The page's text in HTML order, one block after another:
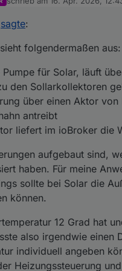
keine eigene Pumpe für
Bypasssteuerung über
der HmIP-Aktor liefert im
realisiert haben. Für
können.
müsste also irgendwie
und eine
jeden Fall vielen Dank dafür,
zuletzt editiert von
sagte:
folgendermaßen aus:
Pumpe für Solar, läuft
den Sollarkollektoren
über einen Aktor
antreibt
liefert im ioBroker die
aufgebaut sind,
haben. Für meine
sollte bei Solar die
können.
12 Grad hat
also irgendwie einen
individuell angeben
Heizungssteuerung